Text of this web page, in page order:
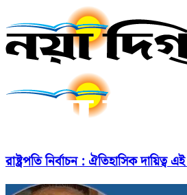
রাষ্ট্রপতি নির্বাচন : ঐতিহাসিক দায়িত্ব